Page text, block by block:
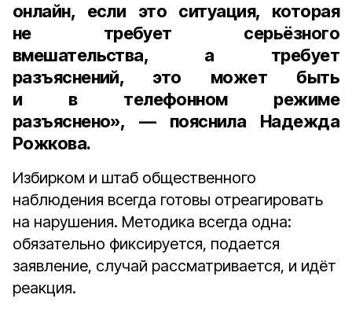
онлайн, если это ситуация, которая
не требует серьёзного
вмешательства, а требует
разъяснений, это может быть
и в телефонном режиме
разъяснено», — пояснила Надежда
Рожкова.
Избирком и штаб общественного
наблюдения всегда готовы отреагировать
на нарушения. Методика всегда одна:
обязательно фиксируется, подается
заявление, случай рассматривается, и идёт
реакция.